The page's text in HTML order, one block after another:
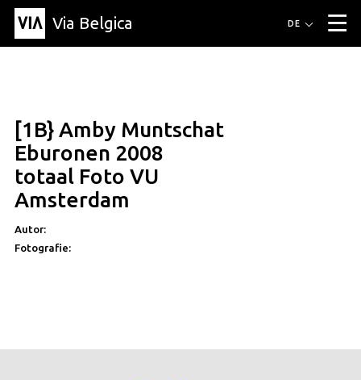
Via Belgica ▼
Artikel
Bildung
Rezept
Freunde
Über Via Belgica
Über Via Belgica
Forschung
Ausbildung
Freunde
Der Reiseführer
Organisation
DE
[1B} Amby Muntschat
Eburonen 2008
totaal Foto VU
Amsterdam
Autor:
Fotografie: